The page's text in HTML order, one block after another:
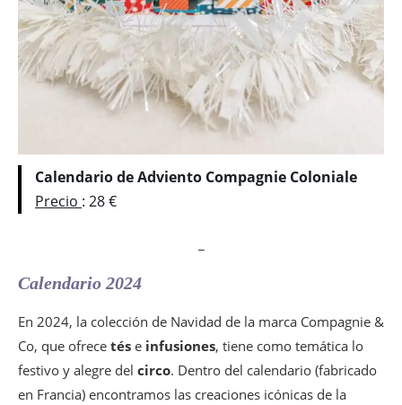
Calendario de Adviento Compagnie Coloniale
Precio : 28 €
Calendario 2024
En 2024, la colección de Navidad de la marca Compagnie &
Co, que ofrece tés e infusiones, tiene como temática lo
festivo y alegre del circo. Dentro del calendario (fabricado
en Francia) encontramos las creaciones icónicas de la